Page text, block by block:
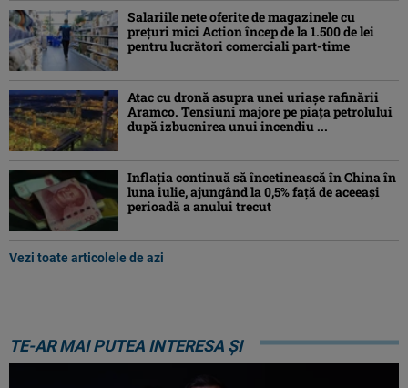
Salariile nete oferite de magazinele cu
prețuri mici Action încep de la 1.500 de lei
pentru lucrători comerciali part-time
Atac cu dronă asupra unei uriașe rafinării
Aramco. Tensiuni majore pe piața petrolului
după izbucnirea unui incendiu ...
Inflaţia continuă să încetinească în China în
luna iulie, ajungând la 0,5% faţă de aceeaşi
perioadă a anului trecut
Vezi toate articolele de azi
TE-AR MAI PUTEA INTERESA ȘI